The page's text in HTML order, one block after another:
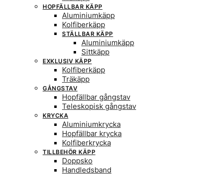
HOPFÄLLBAR KÄPP
Aluminiumkäpp
Kolfiberkäpp
STÄLLBAR KÄPP
Aluminiumkäpp
Sittkäpp
EXKLUSIV KÄPP
Kolfiberkäpp
Träkäpp
GÅNGSTAV
Hopfällbar gångstav
Teleskopisk gångstav
KRYCKA
Aluminiumkrycka
Hopfällbar krycka
Kolfiberkrycka
TILLBEHÖR KÄPP
Doppsko
Handledsband